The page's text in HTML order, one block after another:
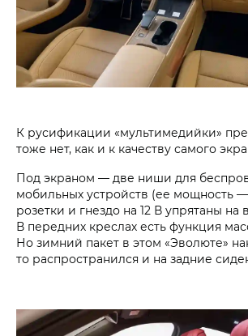
К русификации «мультимедийки»
тоже нет, как и к качеству самого
Под экраном — две ниши для
мобильных устройств (ее мощность —
розетки и гнездо на 12 В упрятаны на
В передних креслах есть функция
Но зимний пакет в этом «Эволюте»
то распространился и на задние